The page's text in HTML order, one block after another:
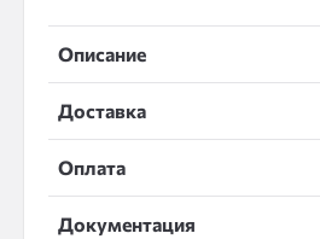
Описание
Доставка
Оплата
Документация